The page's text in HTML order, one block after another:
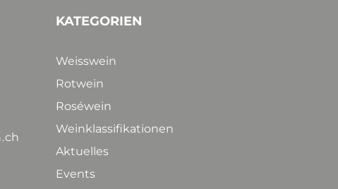
KATEGORIEN
Weisswein
Rotwein
Roséwein
Weinklassifikationen
Aktuelles
Events